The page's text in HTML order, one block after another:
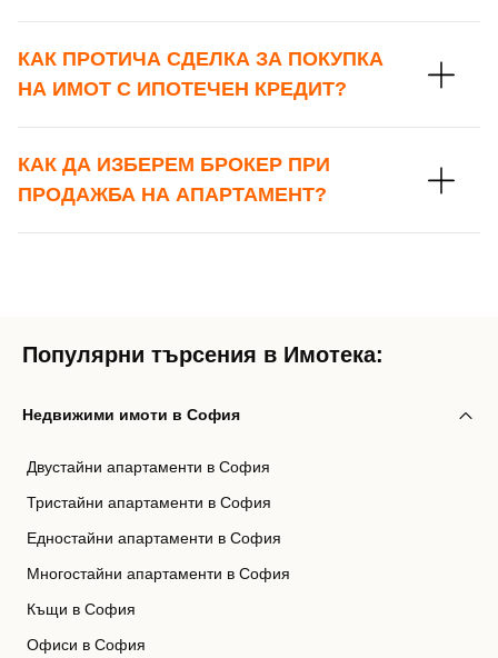
КАК ПРОТИЧА СДЕЛКА ЗА ПОКУПКА
НА ИМОТ С ИПОТЕЧЕН КРЕДИТ?
КАК ДА ИЗБЕРЕМ БРОКЕР ПРИ
ПРОДАЖБА НА АПАРТАМЕНТ?
Популярни търсения в Имотека:
Недвижими имоти в София
Двустайни апартаменти в София
Тристайни апартаменти в София
Едностайни апартаменти в София
Многостайни апартаменти в София
Къщи в София
Офиси в София